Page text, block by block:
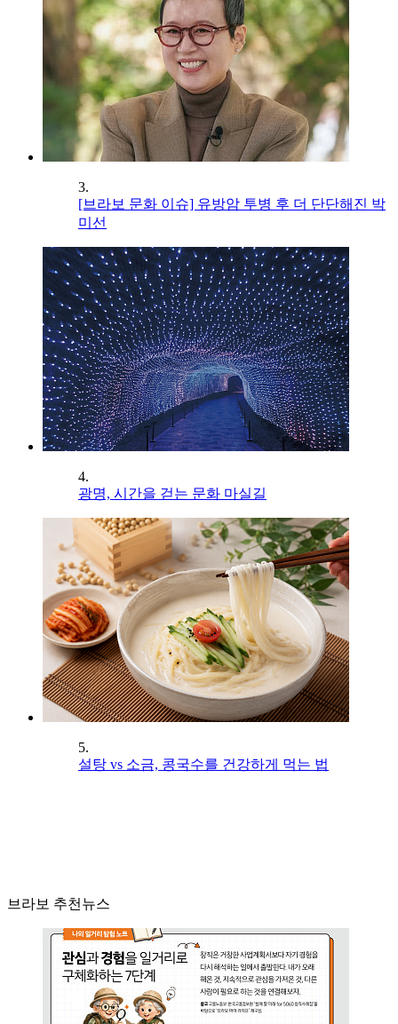
3.
[브라보 문화 이슈] 유방암 투병 후 더 단단해진 박
미선
4.
광명, 시간을 걷는 문화 마실길
5.
설탕 vs 소금, 콩국수를 건강하게 먹는 법
브라보 추천뉴스